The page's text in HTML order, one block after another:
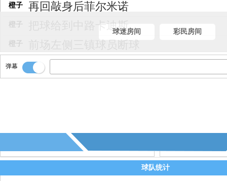
橙子 再回敲身后菲尔米诺
橙子 把球给到中路卡迪斯
橙子
橙子 王智峰大脚开球
球迷房间 彩民房间
弹幕
球队统计